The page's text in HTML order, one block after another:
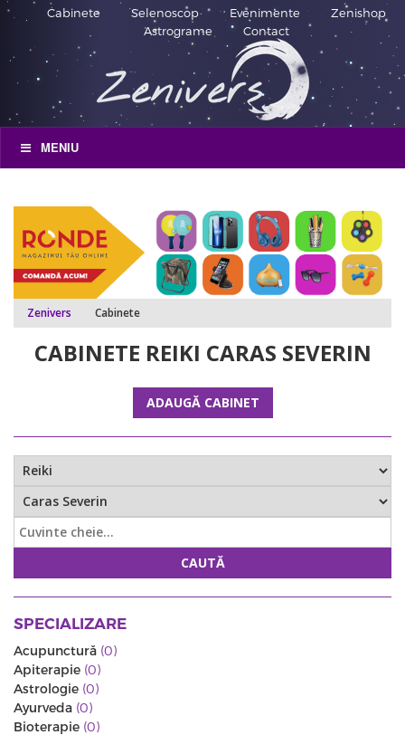
Cabinete Selenoscop Evenimente
Zenishop
Astrograme
Contact
MENIU
Zenivers Cabinete
CABINETE REIKI CARAS SEVERIN
ADAUGĂ CABINET
CAUTĂ
SPECIALIZARE
Acupunctură (0)
Apiterapie (0)
Astrologie (0)
Ayurveda (0)
Bioterapie (0)